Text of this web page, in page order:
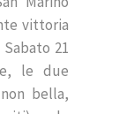
vittoria
21
le due
bella,